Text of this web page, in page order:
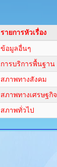
รายการหัวเรื่อง
ข้อมูลอื่นๆ
การบริการพื้นฐาน
สภาพทางสังคม
สภาพทางเศรษฐกิจ
สภาพทั่วไป